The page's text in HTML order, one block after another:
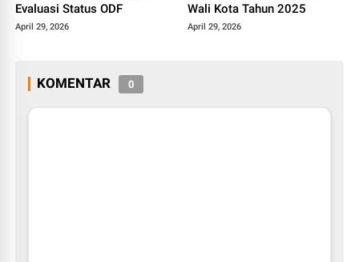
Evaluasi Status ODF
April 29, 2026
Wali Kota Tahun 2025
April 29, 2026
KOMENTAR 0